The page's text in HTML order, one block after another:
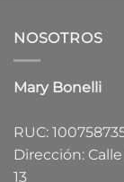
NOSOTROS
Mary Bonelli
RUC:
Dirección:
13